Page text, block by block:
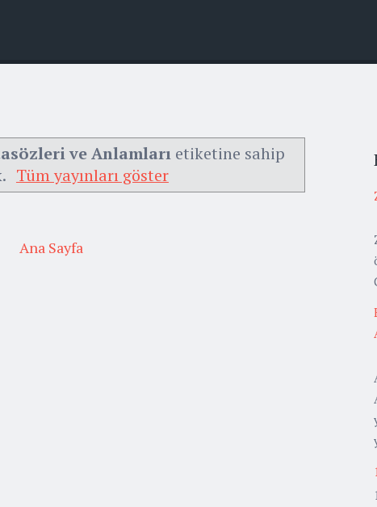
ve Anlamlarıetiketine sahip
Tüm yayınları göster
Ana Sayfa